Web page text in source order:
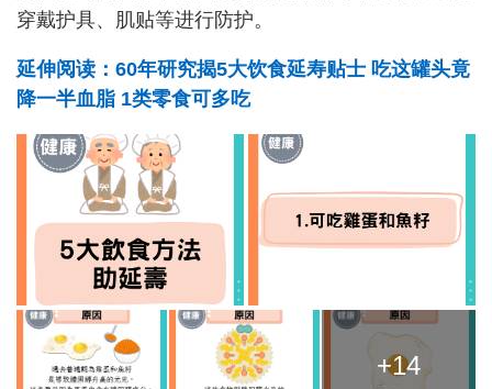
穿戴护具、肌贴等进行防护。
延伸阅读：60年研究揭5大饮食延寿贴士 吃这罐头竟
降一半血脂 1类零食可多吃
+14